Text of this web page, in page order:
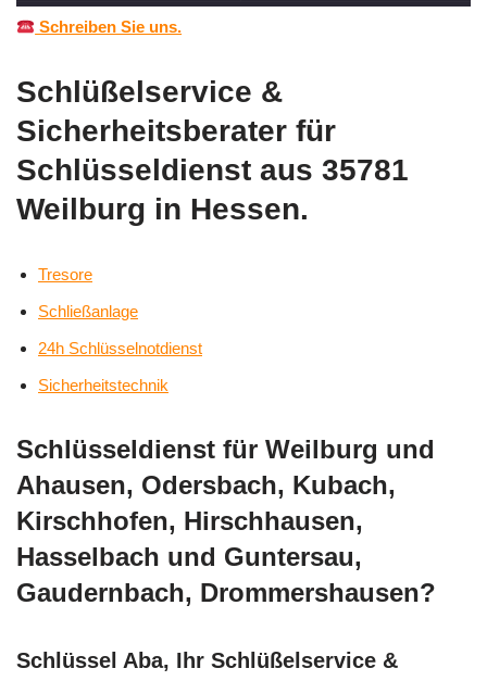
Schreiben Sie uns.
Schlüßelservice &
Sicherheitsberater für
Schlüsseldienst aus 35781
Weilburg in Hessen.
Tresore
Schließanlage
24h Schlüsselnotdienst
Sicherheitstechnik
Schlüsseldienst für Weilburg und
Ahausen, Odersbach, Kubach,
Kirschhofen, Hirschhausen,
Hasselbach und Guntersau,
Gaudernbach, Drommershausen?
Schlüssel Aba, Ihr Schlüßelservice &